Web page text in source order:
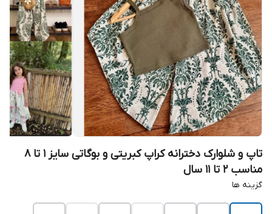
تاپ و شلوارک دخترانه کراپ کبریتی و بوگاتی سایز 1 تا 8
مناسب 2 تا 11 سال
گزینه ها